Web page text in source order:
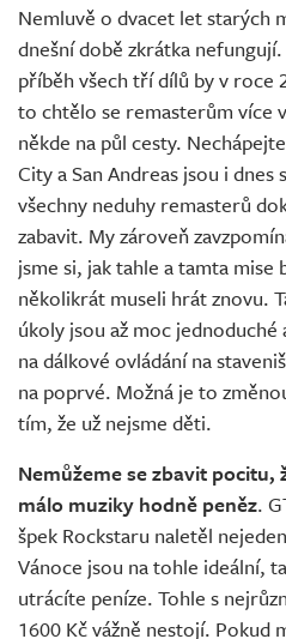
Nemluvě o dvacet let starých
dnešní době zkrátka
příběh všech tří dílů by v roce
to chtělo se remasterům více
někde na půl cesty.
City a San Andreas jsou i
všechny neduhy remasterů
zabavit. My zároveň
jsme si, jak tahle a tamta mise
několikrát museli hrát znovu.
úkoly jsou až moc
na dálkové ovládání na
na poprvé. Možná je to
tím, že už nejsme děti.
Nemůžeme se zbavit pocitu,
málo muziky hodně peněz.
špek Rockstaru naletěl
Vánoce jsou na tohle ideální,
utrácíte peníze. Tohle s
1600 Kč vážně nestojí. Pokud